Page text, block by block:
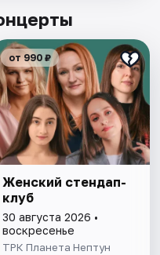
от 990 ₽
Женский стендап-
клуб
30 августа 2026 •
воскресенье
ТРК Планета Нептун